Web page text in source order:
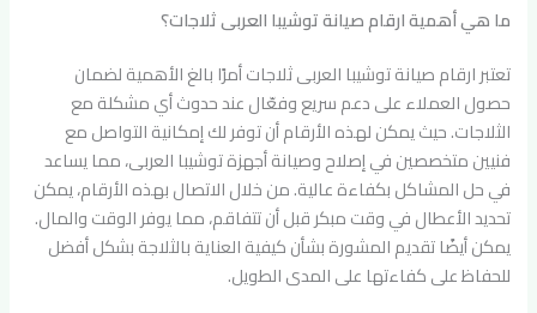
ما هي أهمية ارقام صيانة توشيبا العربى ثلاجات؟
تعتبر ارقام صيانة توشيبا العربى ثلاجات أمرًا بالغ الأهمية لضمان
حصول العملاء على دعم سريع وفعّال عند حدوث أي مشكلة مع
الثلاجات. حيث يمكن لهذه الأرقام أن توفر لك إمكانية التواصل مع
فنيين متخصصين في إصلاح وصيانة أجهزة توشيبا العربى، مما يساعد
في حل المشاكل بكفاءة عالية. من خلال الاتصال بهذه الأرقام، يمكن
تحديد الأعطال في وقت مبكر قبل أن تتفاقم، مما يوفر الوقت والمال.
يمكن أيضًا تقديم المشورة بشأن كيفية العناية بالثلاجة بشكل أفضل
للحفاظ على كفاءتها على المدى الطويل.